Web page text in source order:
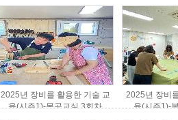
2025년 장비를 활용한 기술 교
육(시즌1)-목공교실 3회차
2025년 장비
육(시즌1)-